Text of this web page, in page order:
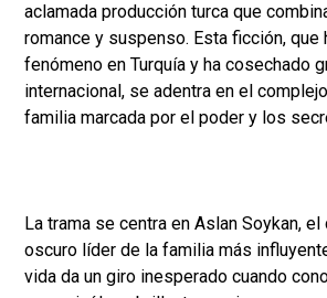
aclamada producción turca que
romance y suspenso. Esta ficción, que
fenómeno en Turquía y ha cosechado
internacional, se adentra en el
familia marcada por el poder y los
La trama se centra en Aslan Soykan,
oscuro líder de la familia más
vida da un giro inesperado cuando